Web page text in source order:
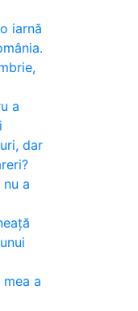
iarnă
a
dar
a
a